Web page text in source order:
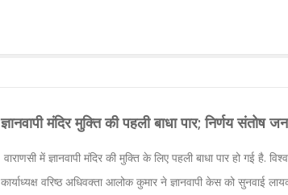
ज्ञानवापी मंदिर मुक्ति की पहली बाधा पार; निर्णय
वाराणसी में ज्ञानवापी मंदिर की मुक्ति के लिए पहली बाधा पार हो गई है.
कार्याध्यक्ष वरिष्ठ अधिवक्ता आलोक कुमार ने ज्ञानवापी केस को सुनवाई